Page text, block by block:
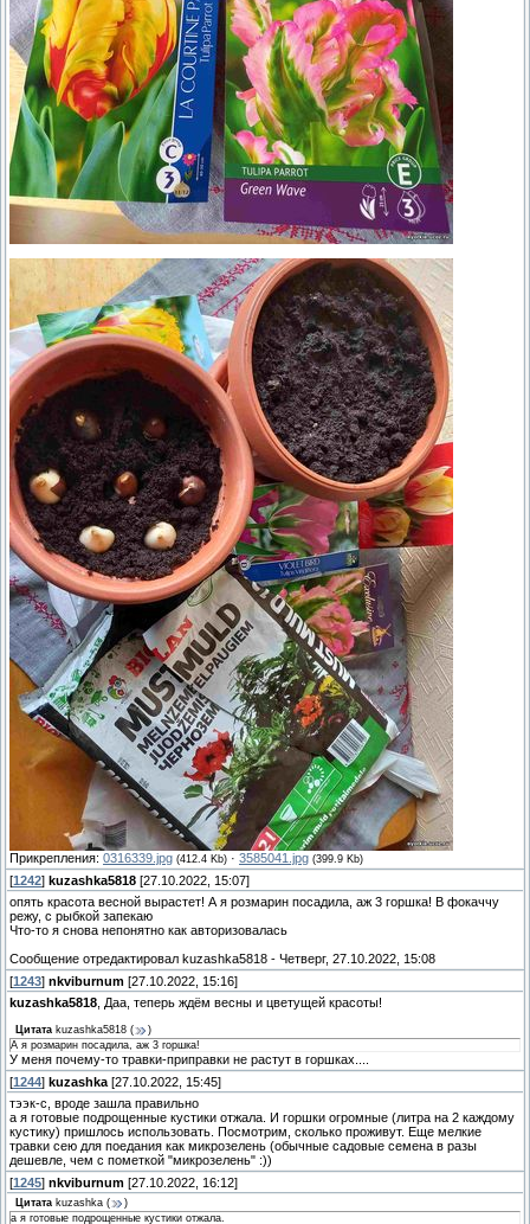
Прикрепления: 0316339.jpg (412.4 Kb) · 3585041.jpg (399.9 Kb)
[1242] kuzashka5818 [27.10.2022, 15:07]
опять красота весной вырастет! А я розмарин посадила, аж 3 горшка! В фокаччу
режу, с рыбкой запекаю
Что-то я снова непонятно как авторизовалась
Сообщение отредактировал kuzashka5818 - Четверг, 27.10.2022, 15:08
[1243] nkviburnum [27.10.2022, 15:16]
kuzashka5818 , Даа, теперь ждём весны и цветущей красоты!
Цитата kuzashka5818 (
)
А я розмарин посадила, аж 3 горшка!
У меня почему-то травки-приправки не растут в горшках....
[1244] kuzashka [27.10.2022, 15:45]
тээк-с, вроде зашла правильно
а я готовые подрощенные кустики отжала. И горшки огромные (литра на 2 каждому
кустику) пришлось использовать. Посмотрим, сколько проживут. Еще мелкие
травки сею для поедания как микрозелень (обычные садовые семена в разы
дешевле, чем с пометкой "микрозелень" :))
[1245] nkviburnum [27.10.2022, 16:12]
Цитата kuzashka (
)
а я готовые подрощенные кустики отжала.